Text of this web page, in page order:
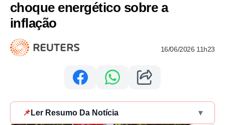
choque energético sobre a
inflação
16/06/2026 11h23
📌 Ler Resumo Da Notícia ▾